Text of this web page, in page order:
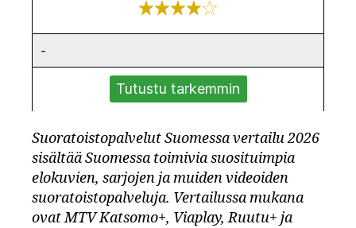
-
Tutustu tarkemmin
Suoratoistopalvelut Suomessa vertailu 2026
sisältää Suomessa toimivia suosituimpia
elokuvien, sarjojen ja muiden videoiden
suoratoistopalveluja. Vertailussa mukana
ovat MTV Katsomo+, Viaplay, Ruutu+ ja